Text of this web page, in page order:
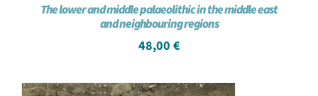
The lower and middle palaeolithic in the middle east
and neighbouring regions
48,00 €